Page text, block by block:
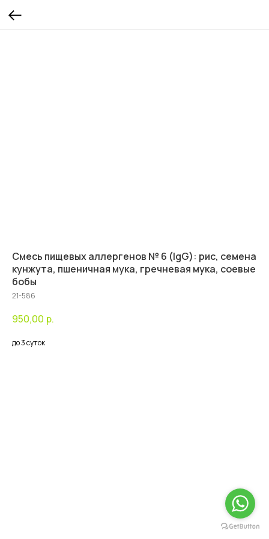
Смесь пищевых аллергенов № 6 (IgG): рис, семена
кунжута, пшеничная мука, гречневая мука, соевые
бобы
21-586
950,00 р.
до 3 суток